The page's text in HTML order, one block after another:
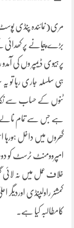
مری(نمائندہ پنڈی
بڑے پیمانے پر کھدائی
پرہیوی ڈیمپر وں کی
ہی سلسلہ جاری رہا تو
ٹنوں کے حساب سے
ہے جس سے تمام نالے
گھروں میں داخل
امپروومنٹ ٹرسٹ کو
خلاف عمل میں نہ لائی
کمشنر راولپنڈی
کامطالبہ کیا ہے۔